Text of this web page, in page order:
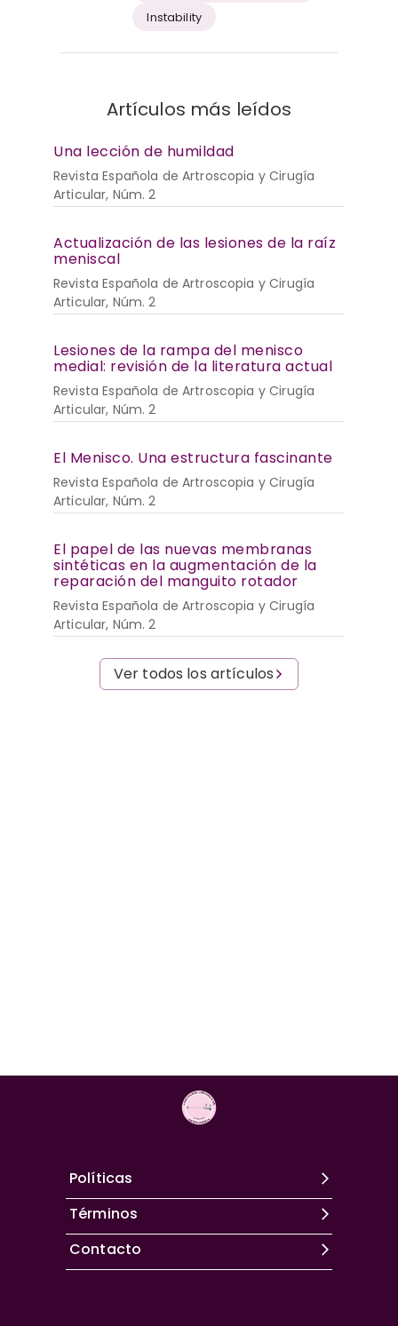
Instability
Artículos más leídos
Una lección de humildad
Revista Española de Artroscopia y Cirugía
Articular, Núm. 2
Actualización de las lesiones de la raíz
meniscal
Revista Española de Artroscopia y Cirugía
Articular, Núm. 2
Lesiones de la rampa del menisco
medial: revisión de la literatura actual
Revista Española de Artroscopia y Cirugía
Articular, Núm. 2
El Menisco. Una estructura fascinante
Revista Española de Artroscopia y Cirugía
Articular, Núm. 2
El papel de las nuevas membranas
sintéticas en la augmentación de la
reparación del manguito rotador
Revista Española de Artroscopia y Cirugía
Articular, Núm. 2
Ver todos los artículos
Políticas
Términos
Contacto